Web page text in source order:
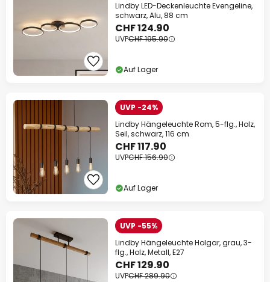
Lindby LED-Deckenleuchte Evengeline,
schwarz, Alu, 88 cm
CHF 124.90
UVPCHF 195.90
Auf Lager
UVP -24%
Lindby Hängeleuchte Rom, 5-flg., Holz,
Seil, schwarz, 116 cm
CHF 117.90
UVPCHF 156.90
Auf Lager
UVP -55%
Lindby Hängeleuchte Holgar, grau, 3-
flg., Holz, Metall, E27
CHF 129.90
UVPCHF 289.90